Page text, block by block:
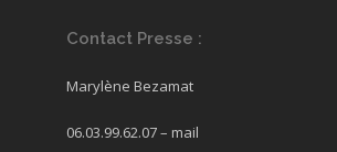
Contact Presse :
Marylène Bezamat
06.03.99.62.07 – mail